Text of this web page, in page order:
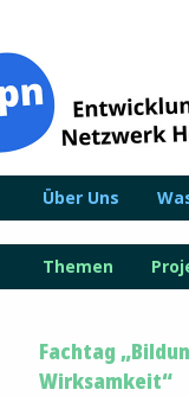
Über Uns
Themen
Fachtag
Wirksamkeit“